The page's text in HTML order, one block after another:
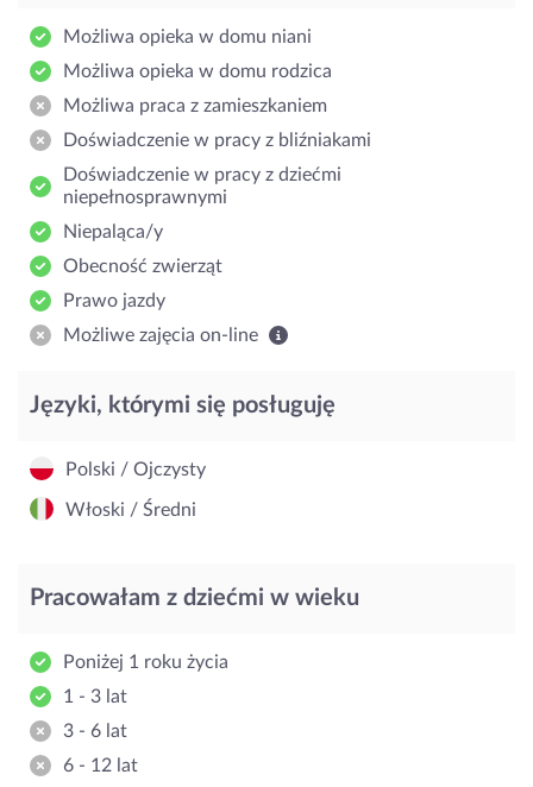
Możliwa opieka w domu niani
Możliwa opieka w domu rodzica
Możliwa praca z zamieszkaniem
Doświadczenie w pracy z bliźniakami
Doświadczenie w pracy z dziećmi
niepełnosprawnymi
Niepaląca/y
Obecność zwierząt
Prawo jazdy
Możliwe zajęcia on-line
Języki, którymi się posługuję
Polski / Ojczysty
Włoski / Średni
Pracowałam z dziećmi w wieku
Poniżej 1 roku życia
1 - 3 lat
3 - 6 lat
6 - 12 lat